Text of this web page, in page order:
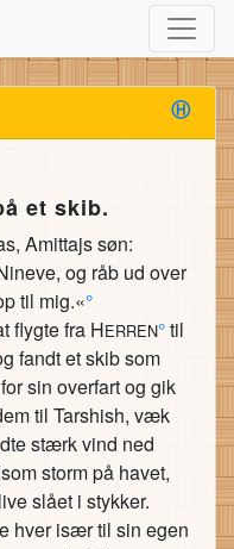
Ⓗ
et skib.
Amittajs søn:
og råb ud over
til mig.«°
flygte fra HERREN°til
fandt et skib som
sin overfart og gik
til Tarshish, væk
stærk vind ned
storm på havet,
slået i stykker.
hver især til sin egen